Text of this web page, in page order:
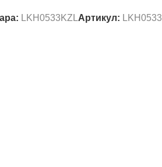
LKH0533KZLАртикул: